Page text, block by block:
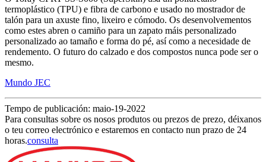
termoplástico (TPU) e fibra de carbono e usado no mostrador de
talón para un axuste fino, lixeiro e cómodo. Os desenvolvementos
como estes abren o camiño para un zapato máis personalizado
personalizado ao tamaño e forma do pé, así como a necesidade de
rendemento. O futuro do calzado e dos compostos nunca pode ser o
mesmo.
Mundo JEC
Tempo de publicación: maio-19-2022
Para consultas sobre os nosos produtos ou prezos de prezo, déixanos
o teu correo electrónico e estaremos en contacto nun prazo de 24
horas.consulta